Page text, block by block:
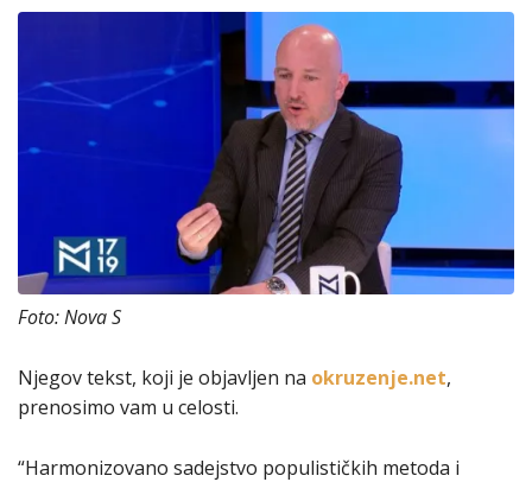
Foto: Nova S
Njegov tekst, koji je objavljen na okruzenje.net,
prenosimo vam u celosti.
“Harmonizovano sadejstvo populističkih metoda i